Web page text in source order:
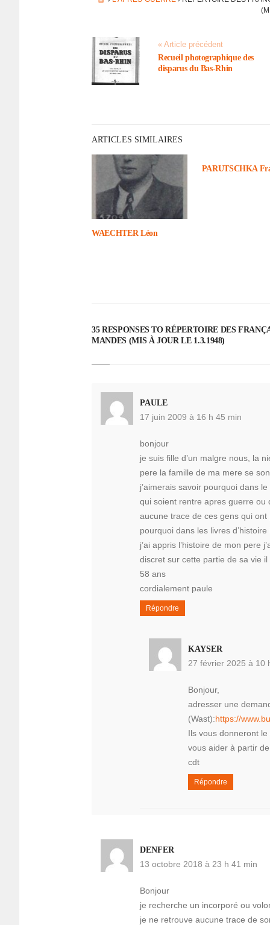
« Article précédent
Recueil photo­gra­phique des
dispa­rus du Bas-Rhin
ARTICLES SIMILAIRES
WAECHTER Léon
PARUTSCHKA
35 RESPONSES TO RÉPER­TOIRE DES
MANDES (MIS À JOUR LE 1.3.1948)
PAULE
17 juin 2009 à 16 h 45 min
bonjour
je suis fille d’un malgre nous, la
pere la famille de ma mere se
j’aimerais savoir pourquoi dans
qui soient rentre apres guerre ou
aucune trace de ces gens qui ont
pourquoi dans les livres
j’ai appris l’histoire de mon pere
discret sur cette partie de sa vie il
58 ans
cordialement paule
Répondre
KAYSER
27 février 2025 à 10
Bonjour,
adresser une
(Wast):https://
Ils vous donneront
vous aider à partir
cdt
Répondre
DENFER
13 octobre 2018 à 23 h 41 min
Bonjour
je recherche un incorporé ou
je ne retrouve aucune trace de